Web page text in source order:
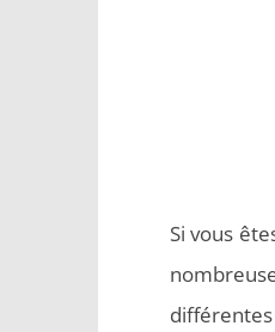
Si vous